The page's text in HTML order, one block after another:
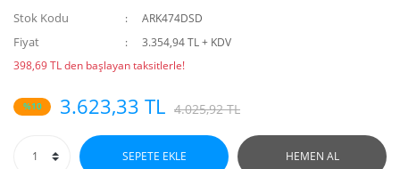
Stok Kodu ARK474DSD
Fiyat
3.354,94 TL + KDV
398,69 TL den başlayan taksitlerle!
%10 3.623,33 TL 4.025,92 TL
SEPETE EKLE HEMEN AL